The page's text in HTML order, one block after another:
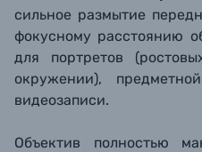
сильное размытие
фокусному расстоянию
для портретов
окружении),
видеозаписи.
Объектив полностью